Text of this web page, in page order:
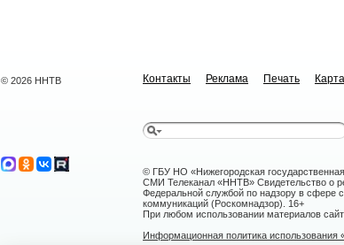
© 2026 ННТВ Контакты Реклама Печать
© ГБУ НО «Нижегородская
СМИ Телеканал «ННТВ» Свидетельство о
Федеральной службой по надзору в сфере
коммуникаций (Роскомнадзор). 16+
При любом использовании материалов
Информационная политика использования